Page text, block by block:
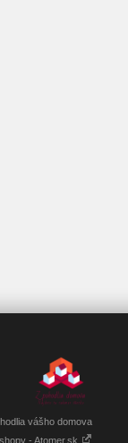
vášho domova
- Atomer.sk